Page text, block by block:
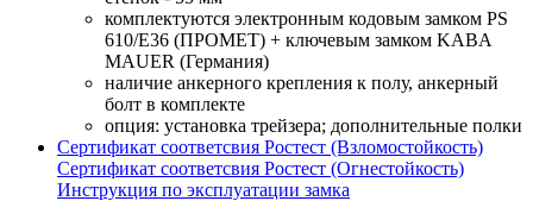
комплектуются электронным кодовым замком PS
610/E36 (ПРОМЕТ) + ключевым замком KABA
MAUER (Германия)
наличие анкерного крепления к полу, анкерный
болт в комплекте
опция: установка трейзера; дополнительные полки
Сертификат соответсвия Ростест (Взломостойкость)
Сертификат соответсвия Ростест (Огнестойкость)
Инструкция по эксплуатации замка